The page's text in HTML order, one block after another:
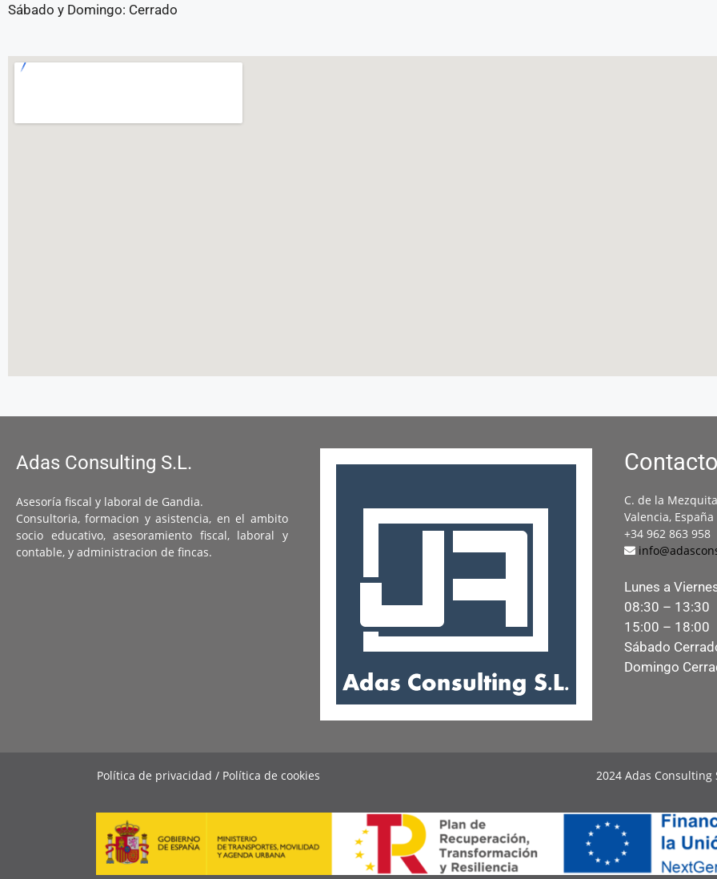
Sábado y Domingo: Cerrado
Adas Consulting S.L.
Asesoría fiscal y laboral de Gandia.
Consultoria, formacion y asistencia, en el ambito
socio educativo, asesoramiento fiscal, laboral y
contable, y administracion de fincas.
Contacto
C. de la
Valencia, España
+34 962 863 958
Lunes a
08:30 – 13:30
15:00 – 18:00
Sábado
Domingo
Política de privacidad / Política de cookies 2024 Adas Consulting